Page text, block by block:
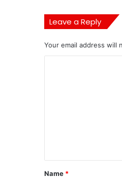
Leave a Reply
Your email address will
*
Name *